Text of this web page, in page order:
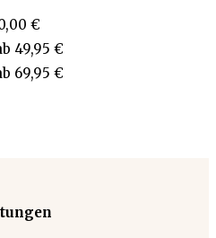
€
49,95 €
69,95 €